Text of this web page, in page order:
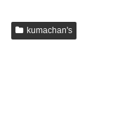
kumachan's